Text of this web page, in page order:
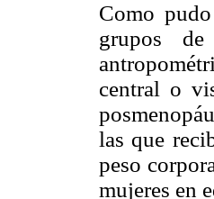
Como
grupos
central o
las que
peso
mujeres en